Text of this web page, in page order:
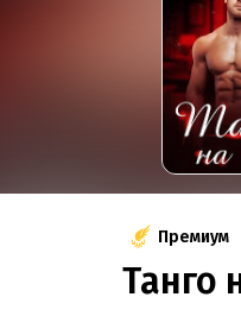
Премиум
Танго